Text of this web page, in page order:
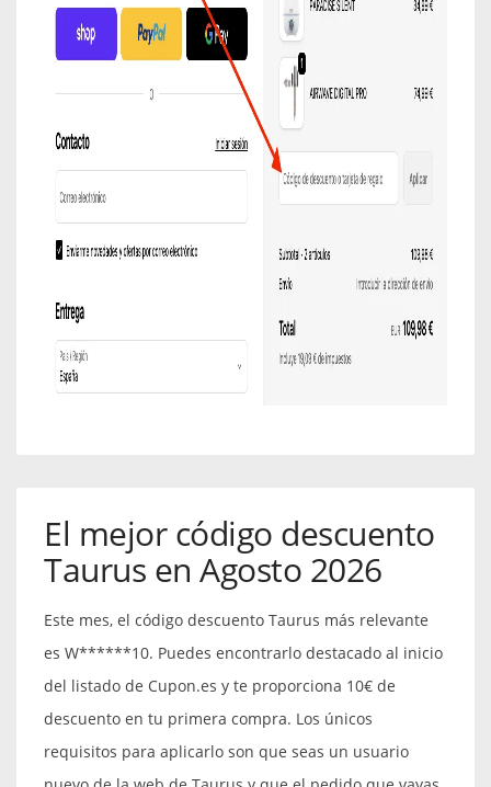
El mejor código descuento
Taurus en Agosto 2026
Este mes, el código descuento Taurus más relevante
es W******10. Puedes encontrarlo destacado al inicio
del listado de Cupon.es y te proporciona 10€ de
descuento en tu primera compra. Los únicos
requisitos para aplicarlo son que seas un usuario